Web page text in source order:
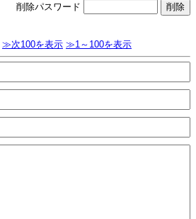
削除パスワード
≫次100を表示 ≫1～100を表示